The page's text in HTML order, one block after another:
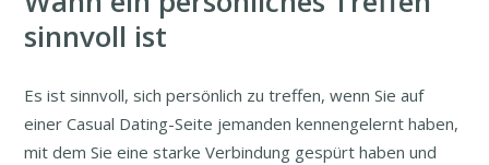
sinnvoll ist
Es ist sinnvoll, sich persönlich zu treffen, wenn Sie auf
einer Casual Dating-Seite jemanden kennengelernt haben,
mit dem Sie eine starke Verbindung gespürt haben und